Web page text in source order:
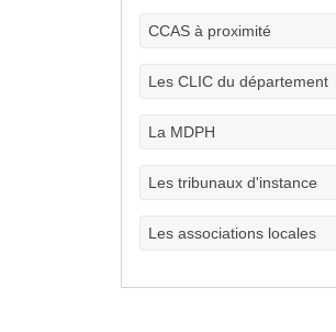
CCAS à proximité
Les CLIC du département
La MDPH
Les tribunaux d'instance
Les associations locales